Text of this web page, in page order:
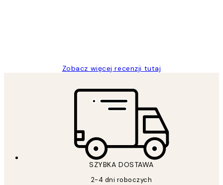
Zobacz więcej recenzji tutaj
SZYBKA DOSTAWA
2-4 dni roboczych